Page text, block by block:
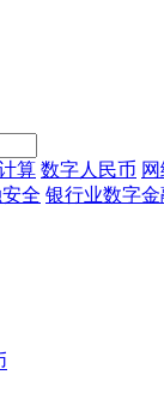
算 数字人民币
全 银行业数字